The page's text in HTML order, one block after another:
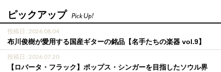
ピックアップ Pick Up!
投稿日 : 2026.08.04
布川俊樹が愛用する国産ギターの銘品【名手たちの楽器 vol.9】
投稿日 : 2026.07.20
【ロバータ・フラック】ポップス・シンガーを目指したソウル界